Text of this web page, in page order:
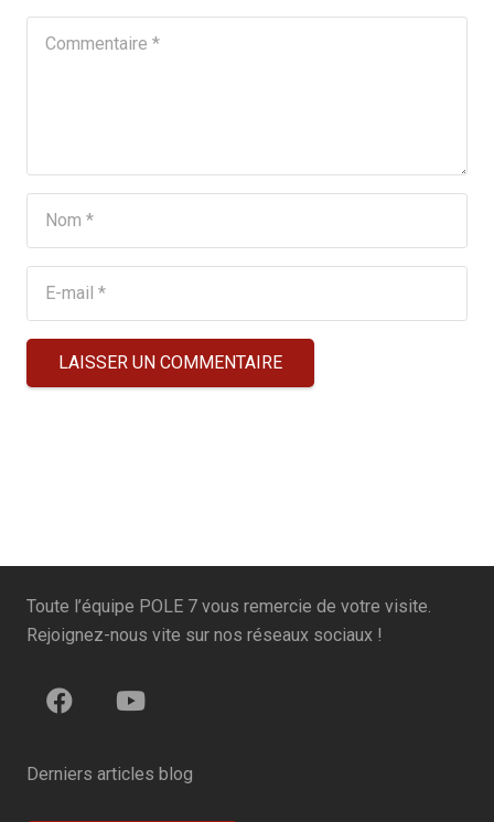
LAISSER UN COMMENTAIRE
Toute l’équipe POLE 7 vous remercie de votre visite.
Rejoignez-nous vite sur nos réseaux sociaux !
Derniers articles blog